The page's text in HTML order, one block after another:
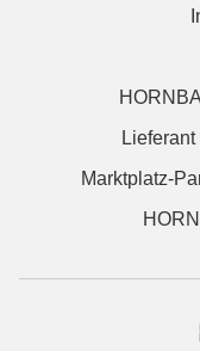
Marktplatz-